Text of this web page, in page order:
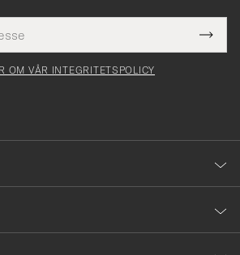
OM VÅR INTEGRITETSPOLICY